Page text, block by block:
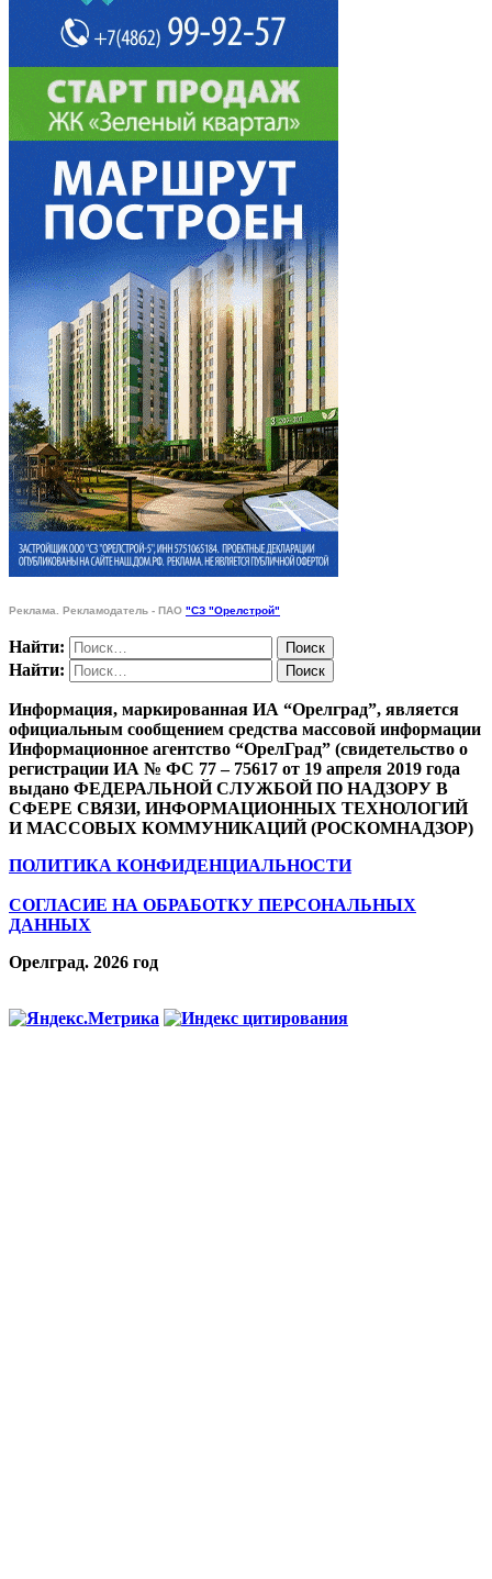
Реклама. Рекламодатель - ПАО "СЗ "Орелстрой"
Найти:
Найти:
Информация, маркированная ИА “Орелград”, является
официальным сообщением средства массовой информации
Информационное агентство “ОрелГрад” (свидетельство о
регистрации ИА № ФС 77 – 75617 от 19 апреля 2019 года
выдано ФЕДЕРАЛЬНОЙ СЛУЖБОЙ ПО НАДЗОРУ В
СФЕРЕ СВЯЗИ, ИНФОРМАЦИОННЫХ ТЕХНОЛОГИЙ
И МАССОВЫХ КОММУНИКАЦИЙ (РОСКОМНАДЗОР)
ПОЛИТИКА КОНФИДЕНЦИАЛЬНОСТИ
СОГЛАСИЕ НА ОБРАБОТКУ ПЕРСОНАЛЬНЫХ
ДАННЫХ
Орелград. 2026 год